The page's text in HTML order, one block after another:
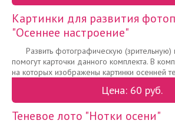
Картинки для развития
"Осеннее настроение"
Развить фотографическую (зрительную)
помогут карточки данного комплекта. В
на которых изображены картинки осенней
Цена: 60 руб.
Теневое лото "Нотки осени"